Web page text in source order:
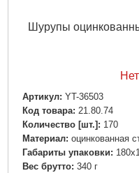
Шурупы
Артикул: YT-36503
Код товара: 21.80.74
Количество [шт.]: 170
Материал: оцинкованная
Габариты упаковки:
Вес брутто: 340 г